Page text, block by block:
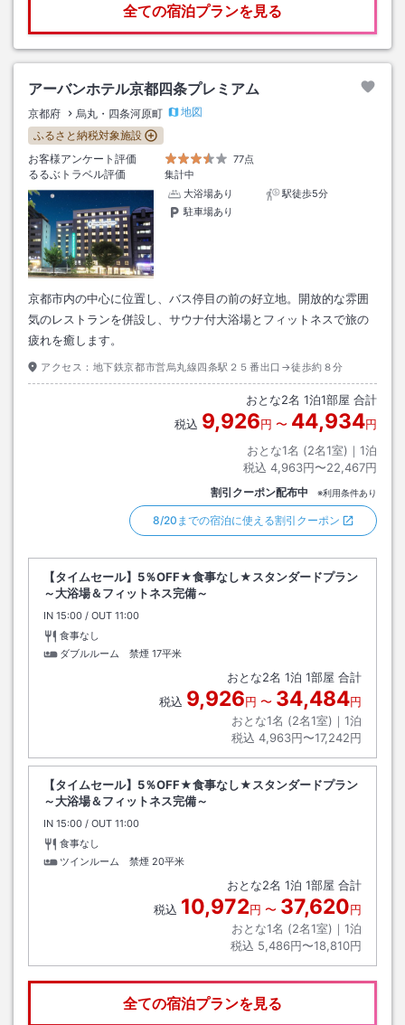
全ての宿泊プランを見る
アーバンホテル京都四条プレミアム
京都府 烏丸・四条河原町
地図
ふるさと納税対象施設
お客様アンケート評価
77点
るるぶトラベル評価
集計中
大浴場あり
駅徒歩5分
駐車場あり
京都市内の中心に位置し、バス停目の前の好立地。開放的な雰囲
気のレストランを併設し、サウナ付大浴場とフィットネスで旅の
疲れを癒します。
アクセス： 地下鉄京都市営烏丸線四条駅２５番出口→徒歩約８分
おとな2名 1泊1部屋 合計
税込 9,926円 〜 44,934円
おとな1名 (2名1室)｜ 1泊
税込 4,963円〜22,467円
割引クーポン配布中 ※利用条件あり
8/20までの宿泊に使える割引クーポン
【タイムセール】5％OFF★食事なし★スタンダードプラン
～大浴場＆フィットネス完備～
IN チェックイン
15:00 / OUT チェックアウト
11:00
食事なし
ダブルルーム 禁煙 17平米
おとな2名 1泊 1部屋 合計
税込 9,926円 〜 34,484円
おとな1名 (2名1室)｜ 1泊
税込 4,963円〜17,242円
【タイムセール】5％OFF★食事なし★スタンダードプラン
～大浴場＆フィットネス完備～
IN チェックイン
15:00 / OUT チェックアウト
11:00
食事なし
ツインルーム 禁煙 20平米
おとな2名 1泊 1部屋 合計
税込 10,972円 〜 37,620円
おとな1名 (2名1室)｜ 1泊
税込 5,486円〜18,810円
全ての宿泊プランを見る